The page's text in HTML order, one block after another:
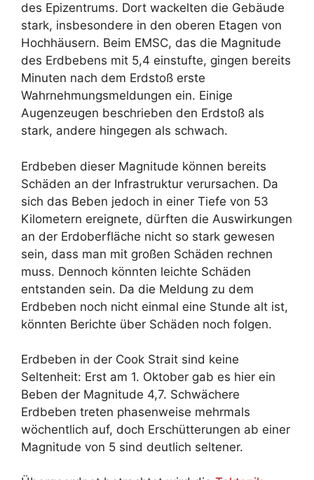
des Epizentrums. Dort wackelten die Gebäude
stark, insbesondere in den oberen Etagen von
Hochhäusern. Beim EMSC, das die Magnitude
des Erdbebens mit 5,4 einstufte, gingen bereits
Minuten nach dem Erdstoß erste
Wahrnehmungsmeldungen ein. Einige
Augenzeugen beschrieben den Erdstoß als
stark, andere hingegen als schwach.
Erdbeben dieser Magnitude können bereits
Schäden an der Infrastruktur verursachen. Da
sich das Beben jedoch in einer Tiefe von 53
Kilometern ereignete, dürften die Auswirkungen
an der Erdoberfläche nicht so stark gewesen
sein, dass man mit großen Schäden rechnen
muss. Dennoch könnten leichte Schäden
entstanden sein. Da die Meldung zu dem
Erdbeben noch nicht einmal eine Stunde alt ist,
könnten Berichte über Schäden noch folgen.
Erdbeben in der Cook Strait sind keine
Seltenheit: Erst am 1. Oktober gab es hier ein
Beben der Magnitude 4,7. Schwächere
Erdbeben treten phasenweise mehrmals
wöchentlich auf, doch Erschütterungen ab einer
Magnitude von 5 sind deutlich seltener.